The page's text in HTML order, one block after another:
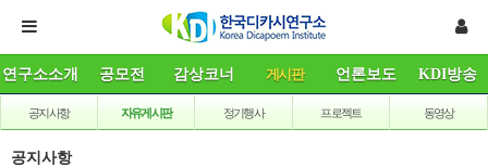
연구소소개 공모전 감상코너 게시판 언론보도 KDI방송
공지사항 자유게시판 정기행사 프로젝트 동영상
공지사항